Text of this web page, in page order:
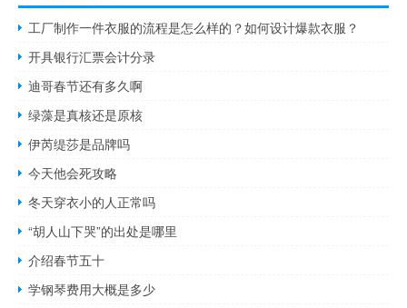
工厂制作一件衣服的流程是怎么样的？如何设计爆款衣服？
开具银行汇票会计分录
迪哥春节还有多久啊
绿藻是真核还是原核
伊芮缇莎是品牌吗
今天他会死攻略
冬天穿衣小的人正常吗
“胡人山下哭”的出处是哪里
介绍春节五十
学钢琴费用大概是多少